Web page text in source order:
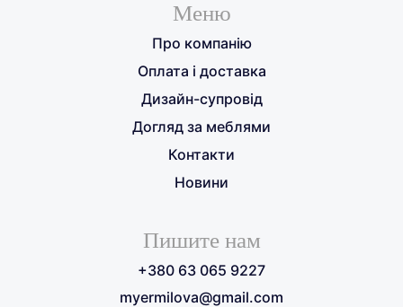
Меню
Про компанію
Оплата і доставка
Дизайн-супровід
Догляд за меблями
Контакти
Новини
Пишите нам
+380 63 065 9227
myermilova@gmail.com